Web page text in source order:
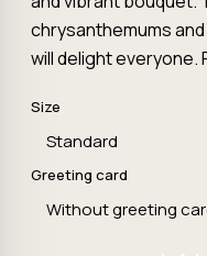
chrysanthemums
will delight
Size
Greeting card